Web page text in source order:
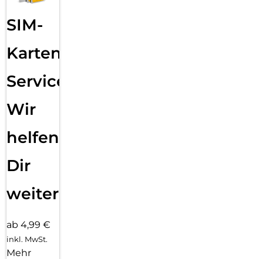
SIM-
Karten
Service:
Wir
helfen
Dir
weiter
ab 4,99 €
inkl. MwSt.
Mehr